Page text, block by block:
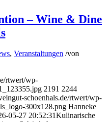
– Wine & Dine
, Veranstaltungen /von
rtwert/wp-
2191 2244
schoenhals.de/rtwert/wp-
300x128.png Hanneke
05-27 20:52:31Kulinarische